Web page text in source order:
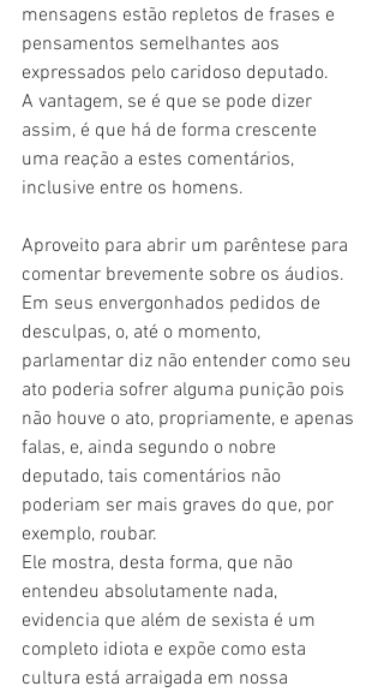
mensagens estão repletos de frases e
pensamentos semelhantes aos
expressados pelo caridoso deputado.
A vantagem, se é que se pode dizer
assim, é que há de forma crescente
uma reação a estes comentários,
inclusive entre os homens.
Aproveito para abrir um parêntese para
comentar brevemente sobre os áudios.
Em seus envergonhados pedidos de
desculpas, o, até o momento,
parlamentar diz não entender como seu
ato poderia sofrer alguma punição pois
não houve o ato, propriamente, e apenas
falas, e, ainda segundo o nobre
deputado, tais comentários não
poderiam ser mais graves do que, por
exemplo, roubar.
Ele mostra, desta forma, que não
entendeu absolutamente nada,
evidencia que além de sexista é um
completo idiota e expõe como esta
cultura está arraigada em nossa